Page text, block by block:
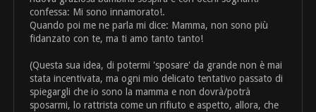
confessa: Mi sono innamorato!.
Quando poi me ne parla mi dice: Mamma, non sono più
fidanzato con te, ma ti amo tanto tanto!
(Questa sua idea, di potermi 'sposare' da grande non è mai
stata incentivata, ma ogni mio delicato tentativo passato di
spiegargli che io sono la mamma e non dovrà/potrà
sposarmi, lo rattrista come un rifiuto e aspetto, allora, che